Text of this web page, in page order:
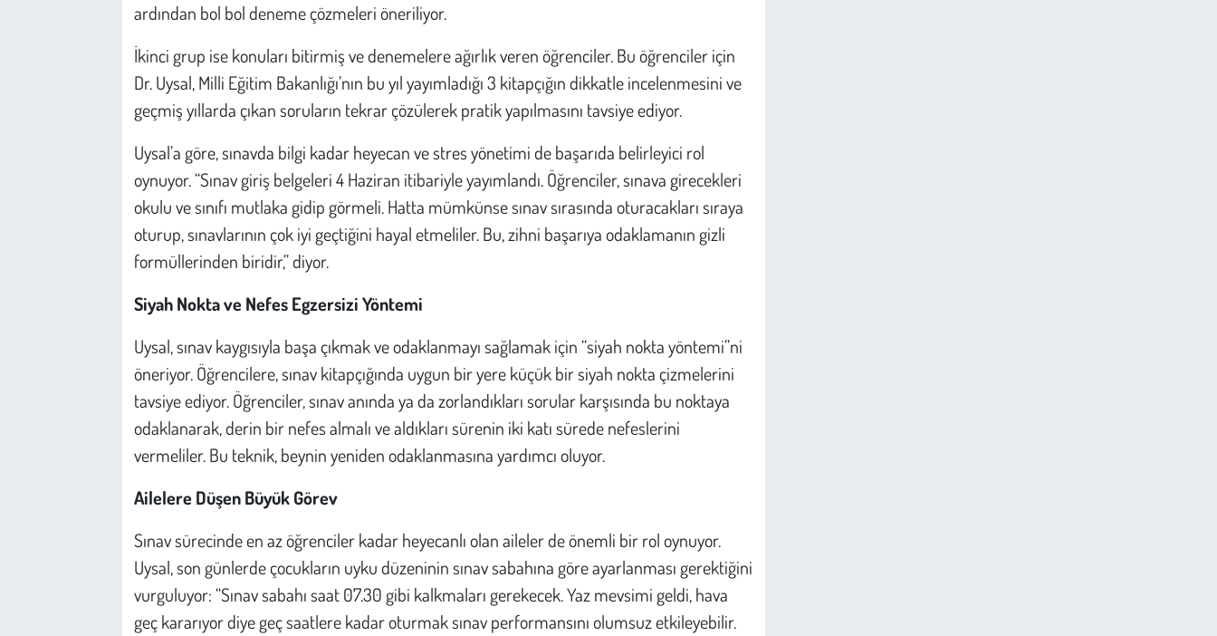
ardından bol bol deneme çözmeleri öneriliyor.
İkinci grup ise konuları bitirmiş ve denemelere ağırlık veren öğrenciler. Bu öğrenciler için
Dr. Uysal, Milli Eğitim Bakanlığı’nın bu yıl yayımladığı 3 kitapçığın dikkatle incelenmesini ve
geçmiş yıllarda çıkan soruların tekrar çözülerek pratik yapılmasını tavsiye ediyor.
Uysal’a göre, sınavda bilgi kadar heyecan ve stres yönetimi de başarıda belirleyici rol
oynuyor. “Sınav giriş belgeleri 4 Haziran itibariyle yayımlandı. Öğrenciler, sınava girecekleri
okulu ve sınıfı mutlaka gidip görmeli. Hatta mümkünse sınav sırasında oturacakları sıraya
oturup, sınavlarının çok iyi geçtiğini hayal etmeliler. Bu, zihni başarıya odaklamanın gizli
formüllerinden biridir,” diyor.
Siyah Nokta ve Nefes Egzersizi Yöntemi
Uysal, sınav kaygısıyla başa çıkmak ve odaklanmayı sağlamak için “siyah nokta yöntemi”ni
öneriyor. Öğrencilere, sınav kitapçığında uygun bir yere küçük bir siyah nokta çizmelerini
tavsiye ediyor. Öğrenciler, sınav anında ya da zorlandıkları sorular karşısında bu noktaya
odaklanarak, derin bir nefes almalı ve aldıkları sürenin iki katı sürede nefeslerini
vermeliler. Bu teknik, beynin yeniden odaklanmasına yardımcı oluyor.
Ailelere Düşen Büyük Görev
Sınav sürecinde en az öğrenciler kadar heyecanlı olan aileler de önemli bir rol oynuyor.
Uysal, son günlerde çocukların uyku düzeninin sınav sabahına göre ayarlanması gerektiğini
vurguluyor: “Sınav sabahı saat 07.30 gibi kalkmaları gerekecek. Yaz mevsimi geldi, hava
geç kararıyor diye geç saatlere kadar oturmak sınav performansını olumsuz etkileyebilir.